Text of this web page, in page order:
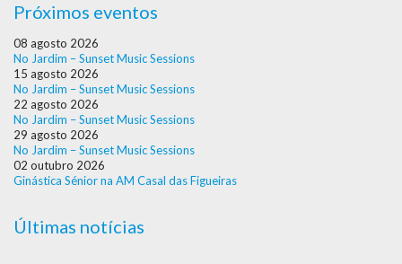
Próximos eventos
08 agosto 2026
No Jardim – Sunset Music Sessions
15 agosto 2026
No Jardim – Sunset Music Sessions
22 agosto 2026
No Jardim – Sunset Music Sessions
29 agosto 2026
No Jardim – Sunset Music Sessions
02 outubro 2026
Ginástica Sénior na AM Casal das Figueiras
Últimas notícias